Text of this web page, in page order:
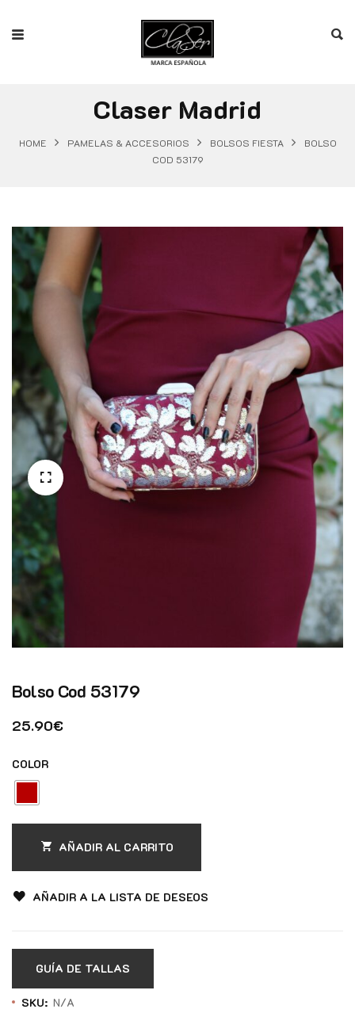
Claser Madrid
HOME PAMELAS & ACCESORIOS BOLSOS FIESTA
BOLSO
COD 53179
Bolso Cod 53179
25.90€
COLOR
AÑADIR AL CARRITO
AÑADIR A LA LISTA DE DESEOS
GUÍA DE TALLAS
SKU: N/A